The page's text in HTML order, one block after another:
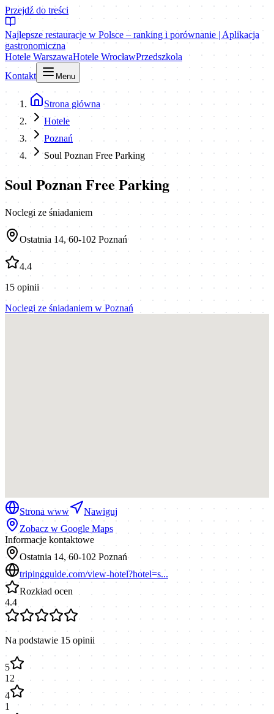
Przejdź do treści
Najlepsze restauracje w Polsce – ranking i porównanie | Aplikacja
gastronomiczna
Hotele WarszawaHotele WrocławPrzedszkola
Kontakt
Menu
Strona główna
Hotele
Poznań
Soul Poznan Free Parking
Soul Poznan Free Parking
Noclegi ze śniadaniem
Ostatnia 14, 60-102 Poznań
4.4
15 opinii
Noclegi ze śniadaniem w Poznań
Strona www
Nawiguj
Zobacz w Google Maps
Informacje kontaktowe
Ostatnia 14, 60-102 Poznań
tripingguide.com/view-hotel?hotel=s...
Rozkład ocen
4.4
Na podstawie 15 opinii
5
12
4
1